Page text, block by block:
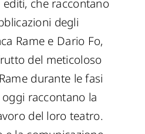
che raccontano
degli
Rame e Dario Fo,
del meticoloso
durante le fasi
raccontano la
del loro teatro.